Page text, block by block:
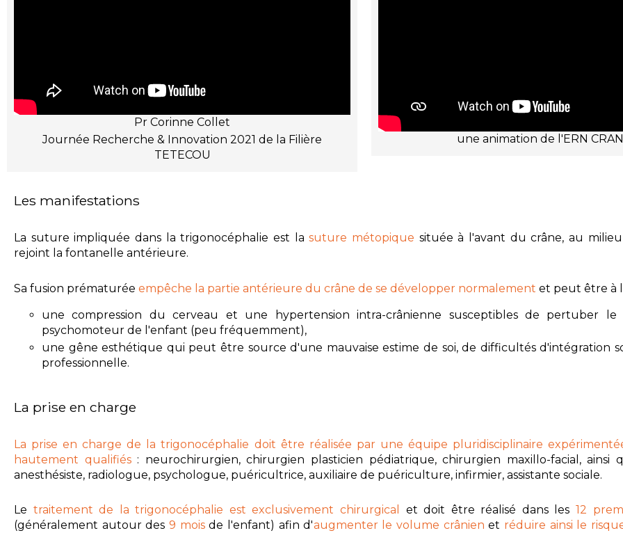
Pr Corinne Collet
Journée Recherche & Innovation 2021 de la Filière
TETECOU
une animation de l'ERN
Les manifestations
La suture impliquée dans la trigonocéphalie est lasuture métopique située à l'avant du crâne, au
rejoint la fontanelle antérieure.
Sa fusion prématurée empêche la partie antérieure du crâne de se développer normalement et peut être à
une compression du cerveau et une hypertension intra-crânienne susceptibles de pertuber le
psychomoteur de l'enfant (peu fréquemment),
une gêne esthétique qui peut être source d'une mauvaise estime de soi, de difficultés d'intégration
professionnelle.
La prise en charge
La prise en charge de la trigonocéphalie doit être réalisée par une équipe pluridisciplinaire
hautement qualifiés: neurochirurgien, chirurgien plasticien pédiatrique, chirurgien maxillo-facial, ainsi
anesthésiste, radiologue, psychologue, puéricultrice, auxiliaire de puériculture, infirmier, assistante sociale.
Le traitement de la trigonocéphalie est exclusivement chirurgical et doit être réalisé dans les12
(généralement autour des9 moisde l'enfant) afin d'augmenter le volume crânien et réduire ainsi le